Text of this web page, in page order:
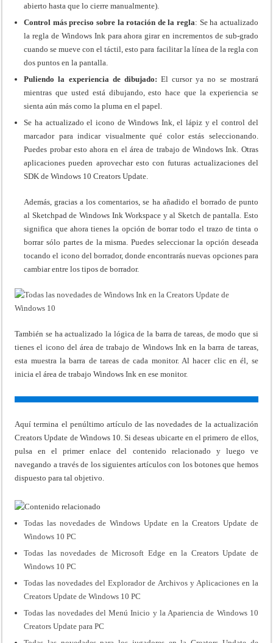
abierto hasta que lo cierre manualmente).
Control más preciso sobre la rotación de la regla: Se ha actualizado
la regla de Windows Ink para ahora girar en incrementos de sub-grado
cuando se mueve con el táctil, esto para facilitar la línea de la regla con
dos puntos en la pantalla.
Puliendo la experiencia de dibujado: El cursor ya no se mostrará
mientras que usted está dibujando, esto hace que la experiencia se
sienta aún más como la pluma en el papel.
Se ha actualizado el icono de Windows Ink, el lápiz y el control del
marcador para indicar visualmente qué color estás seleccionando.
Puedes probar esto ahora en el área de trabajo de Windows Ink. Otras
aplicaciones pueden aprovechar esto con futuras actualizaciones del
SDK de Windows 10 Creators Update.
Además, gracias a los comentarios, se ha añadido el borrado de punto
al Sketchpad de Windows Ink Workspace y al Sketch de pantalla. Esto
significa que ahora tienes la opción de borrar todo el trazo de tinta o
borrar sólo partes de la misma. Puedes seleccionar la opción deseada
tocando el icono del borrador, donde encontrarás nuevas opciones para
cambiar entre los tipos de borrador.
También se ha actualizado la lógica de la barra de tareas, de modo que si
tienes el icono del área de trabajo de Windows Ink en la barra de tareas,
esta muestra la barra de tareas de cada monitor. Al hacer clic en él, se
inicia el área de trabajo Windows Ink en ese monitor.
Aquí termina el penúltimo artículo de las novedades de la actualización
Creators Update de Windows 10. Si deseas ubicarte en el primero de ellos,
pulsa en el primer enlace del contenido relacionado y luego ve
navegando a través de los siguientes artículos con los botones que hemos
dispuesto para tal objetivo.
Todas las novedades de Windows Update en la Creators Update de
Windows 10 PC
Todas las novedades de Microsoft Edge en la Creators Update de
Windows 10 PC
Todas las novedades del Explorador de Archivos y Aplicaciones en la
Creators Update de Windows 10 PC
Todas las novedades del Menú Inicio y la Apariencia de Windows 10
Creators Update para PC